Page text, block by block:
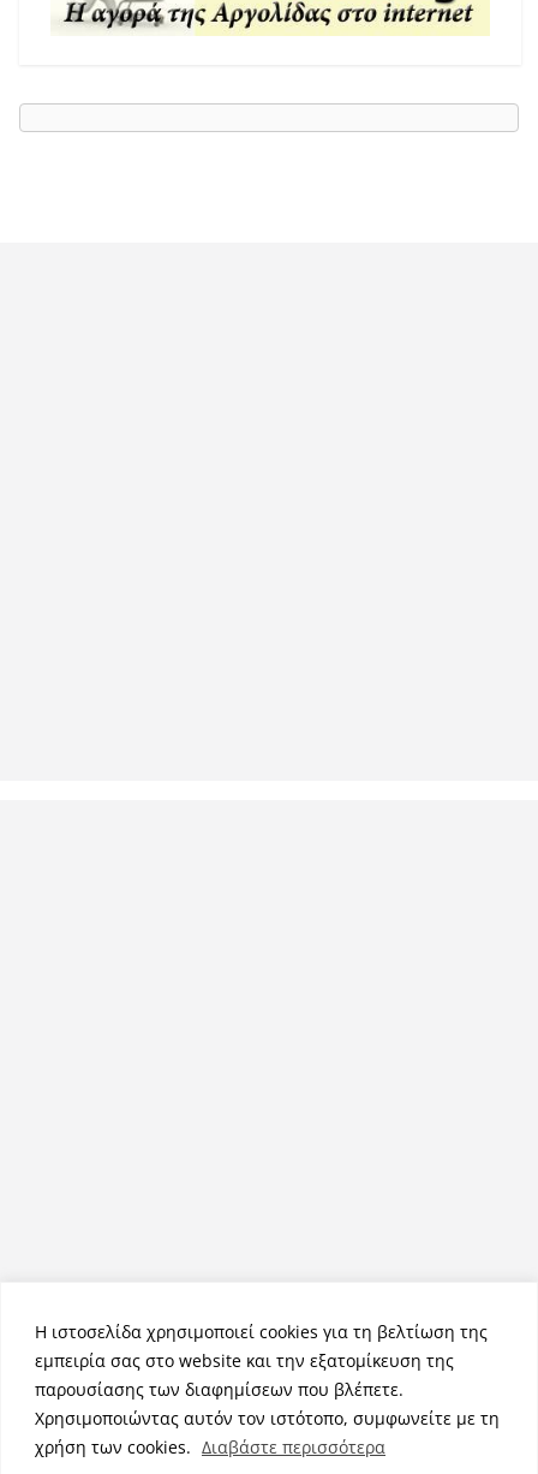
Η ιστοσελίδα χρησιμοποιεί cookies για τη βελτίωση της
εμπειρία σας στο website και την εξατομίκευση της
παρουσίασης των διαφημίσεων που βλέπετε.
Χρησιμοποιώντας αυτόν τον ιστότοπο, συμφωνείτε με τη
χρήση των cookies. Διαβάστε περισσότερα
Πνευματικά Δικαιώματα © 2026NemeaPress. Τα πνευματικά
δικαιώματα προστατεύονται.